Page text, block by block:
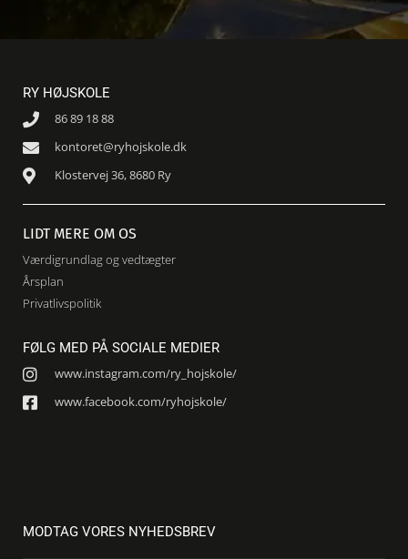
RY HØJSKOLE
86 89 18 88
kontoret@ryhojskole.dk
Klostervej 36, 8680 Ry
LIDT MERE OM OS
Værdigrundlag og vedtægter
Årsplan
Privatlivspolitik
FØLG MED PÅ SOCIALE MEDIER
www.instagram.com/ry_hojskole/
www.facebook.com/ryhojskole/
MODTAG VORES NYHEDSBREV